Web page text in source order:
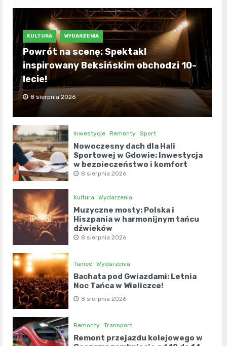
KULTURA WYDARZENIA
Powrót na scenę: Spektakl
inspirowany Beksińskim obchodzi 10-
lecie!
8 sierpnia 2026
Inwestycje Remonty Sport
Nowoczesny dach dla Hali
Sportowej w Gdowie: Inwestycja
w bezpieczeństwo i komfort
8 sierpnia 2026
Kultura Wydarzenia
Muzyczne mosty: Polska i
Hiszpania w harmonijnym tańcu
dźwięków
8 sierpnia 2026
Taniec Wydarzenia
Bachata pod Gwiazdami: Letnia
Noc Tańca w Wieliczce!
8 sierpnia 2026
Remonty Transport
Remont przejazdu kolejowego w